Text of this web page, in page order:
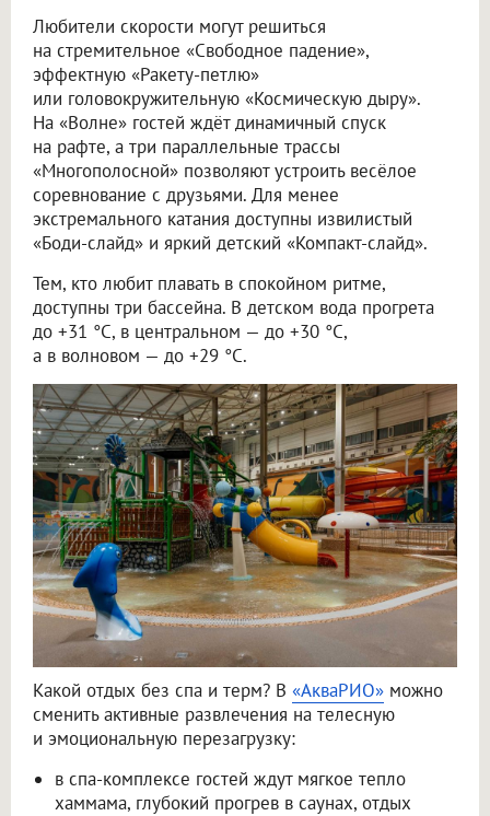
Любители скорости могут решиться
на стремительное «Свободное падение»,
эффектную «Ракету-петлю»
или головокружительную «Космическую дыру».
На «Волне» гостей ждёт динамичный спуск
на рафте, а три параллельные трассы
«Многополосной» позволяют устроить весёлое
соревнование с друзьями. Для менее
экстремального катания доступны извилистый
«Боди-слайд» и яркий детский «Компакт-слайд».
Тем, кто любит плавать в спокойном ритме,
доступны три бассейна. В детском вода прогрета
до +31 °C, в центральном — до +30 °C,
а в волновом — до +29 °C.
Какой отдых без спа и терм? В «АкваРИО» можно
сменить активные развлечения на телесную
и эмоциональную перезагрузку:
в спа-комплексе гостей ждут мягкое тепло
хаммама, глубокий прогрев в саунах, отдых